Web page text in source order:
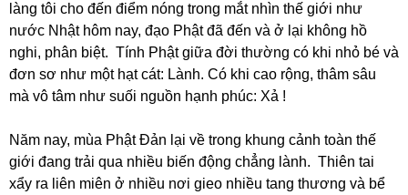
làng tôi cho đến điểm nóng trong mắt nhìn thế giới như
nước Nhật hôm nay, đạo Phật đã đến và ở lại không hồ
nghi, phân biệt. Tính Phật giữa đời thường có khi nhỏ bé và
đơn sơ như một hạt cát: Lành. Có khi cao rộng, thâm sâu
mà vô tâm như suối nguồn hạnh phúc: Xả !
Năm nay, mùa Phật Đản lại về trong khung cảnh toàn thế
giới đang trải qua nhiều biến động chẳng lành. Thiên tai
xẩy ra liên miên ở nhiều nơi gieo nhiều tang thương và bể